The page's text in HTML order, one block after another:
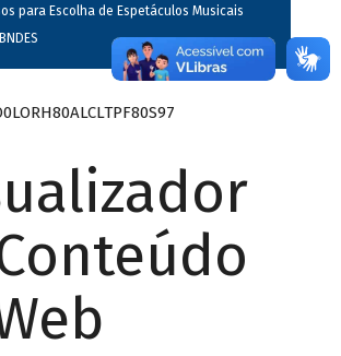
para Escolha de Espetáculos Musicais